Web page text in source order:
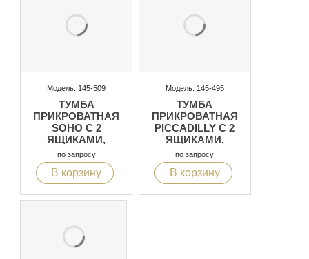
Модель: 145-509
ТУМБА
ПРИКРОВАТНАЯ
SOHO С 2
ЯЩИКАМИ,
ОТДЕЛКА:
ЛАКИРОВАННЫЙ
МАТОВЫЙ
БЕЛЫЙ
по запросу
В корзину
Модель: 145-495
ТУМБА
ПРИКРОВАТНАЯ
PICCADILLY С 2
ЯЩИКАМИ,
ОТДЕЛКА:
ЛАКИРОВАННЫЙ
МАТОВЫЙ
БЕЛЫЙ
по запросу
В корзину